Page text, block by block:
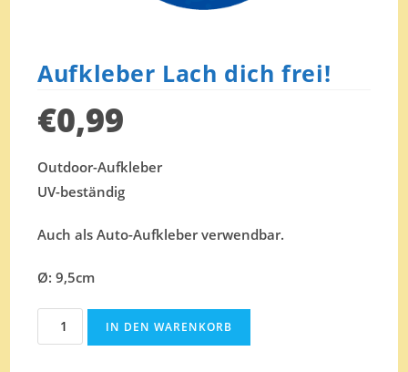
Aufkleber Lach dich frei!
€0,99
Outdoor-Aufkleber
UV-beständig
Auch als Auto-Aufkleber verwendbar.
Ø: 9,5cm
Aufkleber
Lach
IN DEN WARENKORB